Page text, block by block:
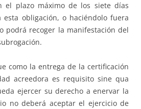
el plazo máximo de los siete días
esta obligación, o haciéndolo fuera
podrá recoger la manifestación del
como la entrega de la certificación
acreedora es requisito sine qua
ejercer su derecho a enervar la
no deberá aceptar el ejercicio de